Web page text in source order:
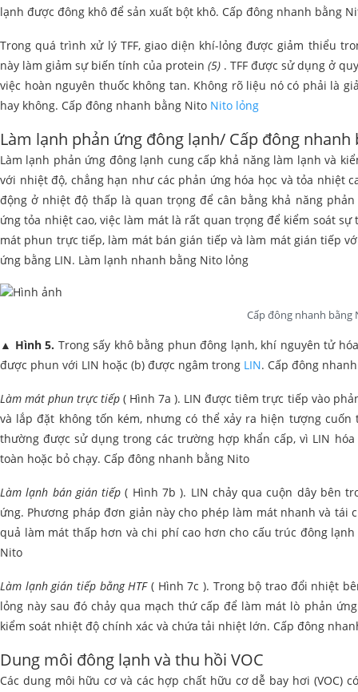
lạnh được đông khô để sản xuất bột khô. Cấp đông nhanh bằng
Trong quá trình xử lý TFF, giao diện khí-lỏng được giảm thiểu
này làm giảm sự biến tính của protein (5) . TFF được sử dụng ở
việc hoàn nguyên thuốc không tan. Không rõ liệu nó có phải là
hay không. Cấp đông nhanh bằng Nito Nito lỏng
Làm lạnh phản ứng đông lạnh/ Cấp đông nhanh
Làm lạnh phản ứng đông lạnh cung cấp khả năng làm lạnh và
với nhiệt độ, chẳng hạn như các phản ứng hóa học và tỏa nhiệt
động ở nhiệt độ thấp là quan trọng để cân bằng khả năng
ứng tỏa nhiệt cao, việc làm mát là rất quan trọng để kiểm soát
mát phun trực tiếp, làm mát bán gián tiếp và làm mát gián tiếp
ứng bằng LIN. Làm lạnh nhanh bằng Nito lỏng
Cấp đông nhanh bằng
▲ Hình 5. Trong sấy khô bằng phun đông lạnh, khí nguyên tử
được phun với LIN hoặc (b) được ngâm trong LIN. Cấp đông
Làm mát phun trực tiếp ( Hình 7a ). LIN được tiêm trực tiếp vào
và lắp đặt không tốn kém, nhưng có thể xảy ra hiện tượng
thường được sử dụng trong các trường hợp khẩn cấp, vì LIN
toàn hoặc bỏ chạy. Cấp đông nhanh bằng Nito
Làm lạnh bán gián tiếp ( Hình 7b ). LIN chảy qua cuộn dây bên
ứng. Phương pháp đơn giản này cho phép làm mát nhanh và tái
quả làm mát thấp hơn và chi phí cao hơn cho cấu trúc đông
Nito
Làm lạnh gián tiếp bằng HTF( Hình 7c ). Trong bộ trao đổi nhiệt
lỏng này sau đó chảy qua mạch thứ cấp để làm mát lò phản
kiểm soát nhiệt độ chính xác và chứa tải nhiệt lớn. Cấp đông
Dung môi đông lạnh và thu hồi VOC
Các dung môi hữu cơ và các hợp chất hữu cơ dễ bay hơi (VOC)